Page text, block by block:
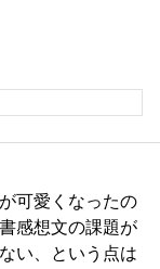
可愛くなったの
感想文の課題が
い、という点は